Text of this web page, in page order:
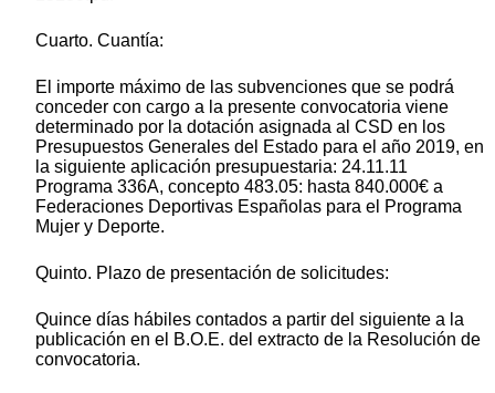
Cuarto. Cuantía:
El importe máximo de las subvenciones que se podrá
conceder con cargo a la presente convocatoria viene
determinado por la dotación asignada al CSD en los
Presupuestos Generales del Estado para el año 2019, en
la siguiente aplicación presupuestaria: 24.11.11
Programa 336A, concepto 483.05: hasta 840.000€ a
Federaciones Deportivas Españolas para el Programa
Mujer y Deporte.
Quinto. Plazo de presentación de solicitudes:
Quince días hábiles contados a partir del siguiente a la
publicación en el B.O.E. del extracto de la Resolución de
convocatoria.